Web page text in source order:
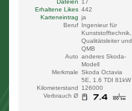
Dateien 17
Erhaltene Likes 442
Karteneintrag ja
Beruf
Ingenieur für
Kunststofftechnik,
Qualitätsleiter und
QMB
Auto anderes Skoda-
Modell
Merkmale Skoda Octavia
5E, 1.6 TDI 81kW
Kilometerstand
126000
Verbrauch Ø